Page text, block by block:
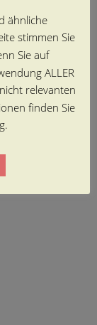
ähnliche
stimmen Sie
Sie auf
ALLER
relevanten
finden Sie